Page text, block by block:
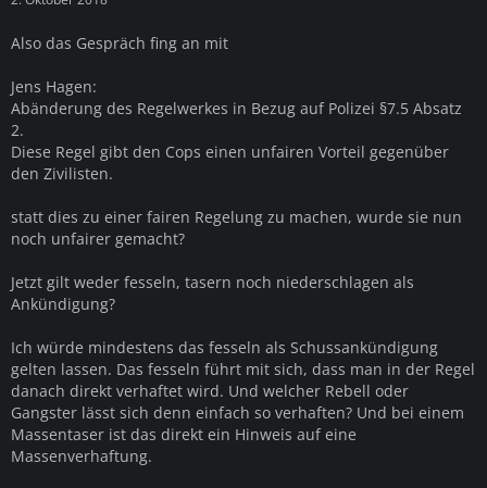
Also das Gespräch fing an mit
Jens Hagen:
Abänderung des Regelwerkes in Bezug auf Polizei §7.5 Absatz
2.
Diese Regel gibt den Cops einen unfairen Vorteil gegenüber
den Zivilisten.
statt dies zu einer fairen Regelung zu machen, wurde sie nun
noch unfairer gemacht?
Jetzt gilt weder fesseln, tasern noch niederschlagen als
Ankündigung?
Ich würde mindestens das fesseln als Schussankündigung
gelten lassen. Das fesseln führt mit sich, dass man in der Regel
danach direkt verhaftet wird. Und welcher Rebell oder
Gangster lässt sich denn einfach so verhaften? Und bei einem
Massentaser ist das direkt ein Hinweis auf eine
Massenverhaftung.